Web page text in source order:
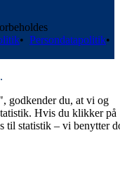
• Persondatapolitik•
godkender du, at vi og
Hvis du klikker på
statistik – vi benytter